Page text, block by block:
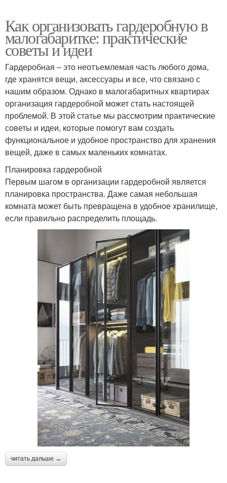
Как организовать гардеробную в
малогабаритке: практические
советы и идеи
Гардеробная – это неотъемлемая часть любого дома,
где хранятся вещи, аксессуары и все, что связано с
нашим образом. Однако в малогабаритных квартирах
организация гардеробной может стать настоящей
проблемой. В этой статье мы рассмотрим практические
советы и идеи, которые помогут вам создать
функциональное и удобное пространство для хранения
вещей, даже в самых маленьких комнатах.
Планировка гардеробной
Первым шагом в организации гардеробной является
планировка пространства. Даже самая небольшая
комната может быть превращена в удобное хранилище,
если правильно распределить площадь.
читать дальше →